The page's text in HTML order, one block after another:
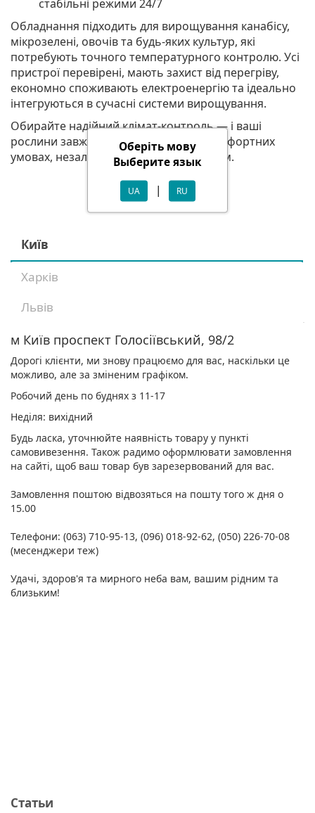
Оберіть мову
Выберите язык
UA | RU
стабільні режими 24/7
Обладнання підходить для вирощування канабісу,
мікрозелені, овочів та будь-яких культур, які
потребують точного температурного контролю. Усі
пристрої перевірені, мають захист від перегріву,
економно споживають електроенергію та ідеально
інтегруються в сучасні системи вирощування.
Обирайте надійний клімат-контроль — і ваші
рослини завжди перебуватимуть у комфортних
умовах, незалежно від погоди за вікном.
Київ
Харків
Львів
м Київ проспект Голосіївський, 98/2
Дорогі клієнти, ми знову працюємо для вас, наскільки це
можливо, але за зміненим графіком.
Робочий день по буднях з 11-17
Неділя: вихідний
Будь ласка, уточнюйте наявність товару у пункті
самовивезення. Також радимо оформлювати замовлення
на сайті, щоб ваш товар був зарезервований для вас.
Замовлення поштою відвозяться на пошту того ж дня о
15.00
Телефони: (063) 710-95-13, (096) 018-92-62, (050) 226-70-08
(месенджери теж)
Удачі, здоров'я та мирного неба вам, вашим рідним та
близьким!
Статьи